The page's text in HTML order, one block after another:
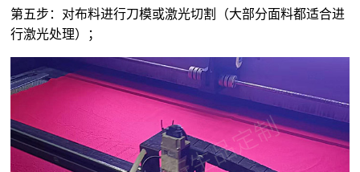
第五步：对布料进行刀模或激光切割（大部分面料都适合进
行激光处理）；